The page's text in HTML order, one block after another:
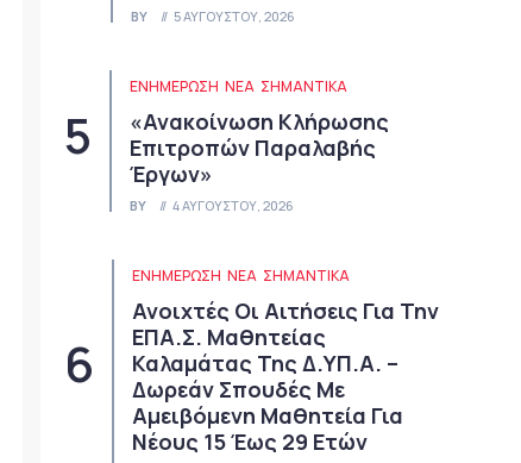
BY 5 ΑΥΓΟΎΣΤΟΥ, 2026
ΕΝΗΜΕΡΩΣΗ ΝΈΑ ΣΗΜΑΝΤΙΚΆ
«Ανακοίνωση Κλήρωσης
Επιτροπών Παραλαβής
Έργων»
BY 4 ΑΥΓΟΎΣΤΟΥ, 2026
ΕΝΗΜΕΡΩΣΗ ΝΈΑ ΣΗΜΑΝΤΙΚΆ
Ανοιχτές Οι Αιτήσεις Για Την
ΕΠΑ.Σ. Μαθητείας
Καλαμάτας Της Δ.ΥΠ.Α. –
Δωρεάν Σπουδές Με
Αμειβόμενη Μαθητεία Για
Νέους 15 Έως 29 Ετών